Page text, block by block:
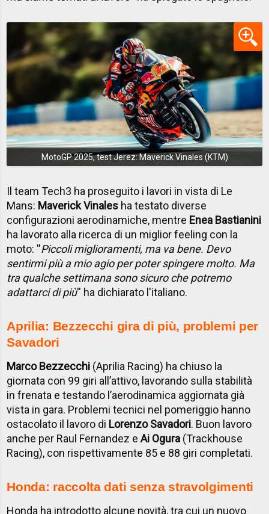
MotoGP 2025, test Jerez: Maverick Vinales (KTM)
Il team Tech3 ha proseguito i lavori in vista di Le
Mans: Maverick Vinales ha testato diverse
configurazioni aerodinamiche, mentre Enea Bastianini
ha lavorato alla ricerca di un miglior feeling con la
moto: ''Piccoli miglioramenti, ma va bene. Devo
sentirmi più a mio agio per poter spingere molto. Ma
tra qualche settimana sono sicuro che potremo
adattarci di più'' ha dichiarato l'italiano.
Aprilia: Bezzecchi gira di più, problemi per
Savadori
Marco Bezzecchi (Aprilia Racing) ha chiuso la
giornata con 99 giri all’attivo, lavorando sulla stabilità
in frenata e testando l’aerodinamica aggiornata già
vista in gara. Problemi tecnici nel pomeriggio hanno
ostacolato il lavoro di Lorenzo Savadori. Buon lavoro
anche per Raul Fernandez eAi Ogura (Trackhouse
Racing), con rispettivamente 85 e 88 giri completati.
Honda: raccolta dati senza stravolgimenti
Honda ha introdotto alcune novità, tra cui un nuovo